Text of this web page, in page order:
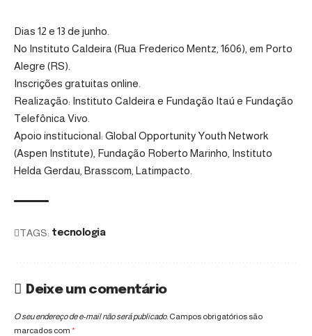
Dias 12 e 13 de junho.
No Instituto Caldeira (Rua Frederico Mentz, 1606), em Porto
Alegre (RS).
Inscrições gratuitas online
Realização: Instituto Caldeira e Fundação Itaú e Fundação
Telefônica Vivo.
Apoio institucional: Global Opportunity Youth Network
(Aspen Institute), Fundação Roberto Marinho, Instituto
Helda Gerdau, Brasscom, Latimpacto.
TAGS: tecnologia
Deixe um comentário
O seu endereço de e-mail não será publicado. Campos obrigatórios são
marcados com *